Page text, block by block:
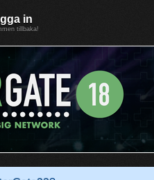
in
tillbaka!